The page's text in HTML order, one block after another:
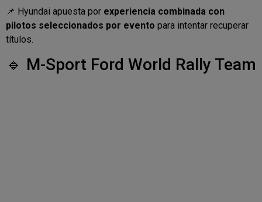
📌 Hyundai apuesta por experiencia combinada con
pilotos seleccionados por evento para intentar recuperar
títulos.
🔹 M-Sport Ford World Rally Team